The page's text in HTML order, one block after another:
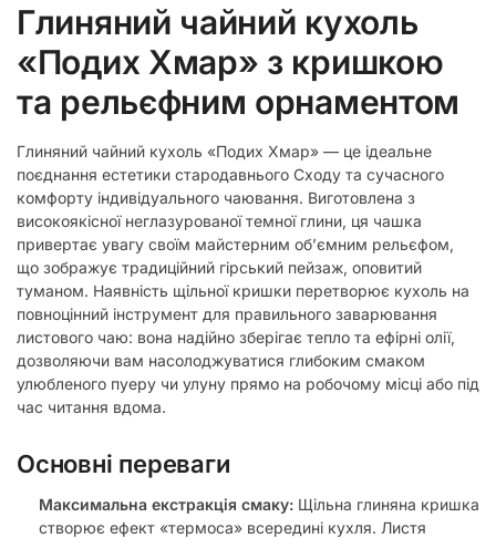
Глиняний чайний кухоль
«Подих Хмар» з кришкою
та рельєфним орнаментом
Глиняний чайний кухоль «Подих Хмар» — це ідеальне
поєднання естетики стародавнього Сходу та сучасного
комфорту індивідуального чаювання. Виготовлена з
високоякісної неглазурованої темної глини, ця чашка
привертає увагу своїм майстерним об’ємним рельєфом,
що зображує традиційний гірський пейзаж, оповитий
туманом. Наявність щільної кришки перетворює кухоль на
повноцінний інструмент для правильного заварювання
листового чаю: вона надійно зберігає тепло та ефірні олії,
дозволяючи вам насолоджуватися глибоким смаком
улюбленого пуеру чи улуну прямо на робочому місці або під
час читання вдома.
Основні переваги
Максимальна екстракція смаку: Щільна глиняна кришка
створює ефект «термоса» всередині кухля. Листя